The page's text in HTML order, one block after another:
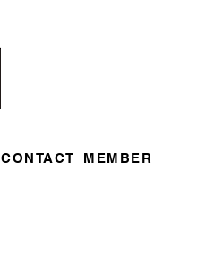
CONTACT MEMBER